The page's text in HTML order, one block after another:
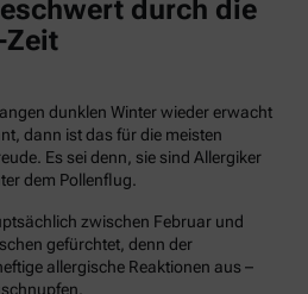
durch die
Zeit
dunklen Winter wieder erwacht
dann ist das für die meisten
Es sei denn, sie sind Allergiker
dem Pollenflug.
zwischen Februar und
gefürchtet, denn der
allergische Reaktionen aus –